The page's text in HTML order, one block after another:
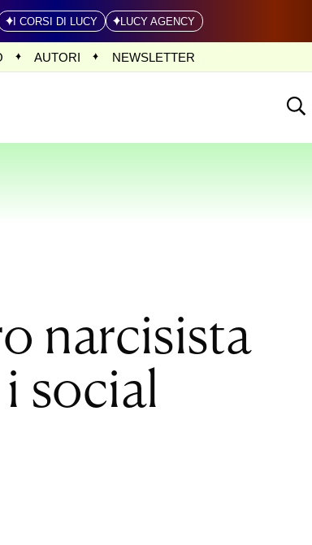
I CORSI DI LUCY LUCY AGENCY
AUTORI NEWSLETTER
narcisista
social